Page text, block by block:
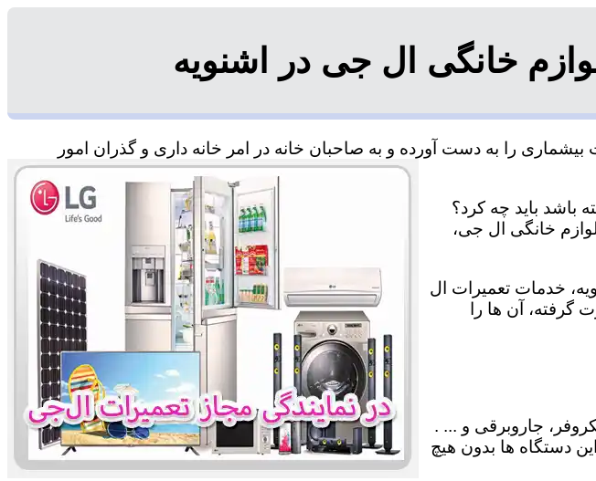
خانگی ال جی در اشنویه
را به دست آورده و به صاحبان خانه در امر خانه داری و گذران امور
باشد باید چه کرد؟
لوازم خانگی ال جی،
خدمات تعمیرات ال
آن ها را
جاروبرقی و ... .
دستگاه ها بدون هیچ